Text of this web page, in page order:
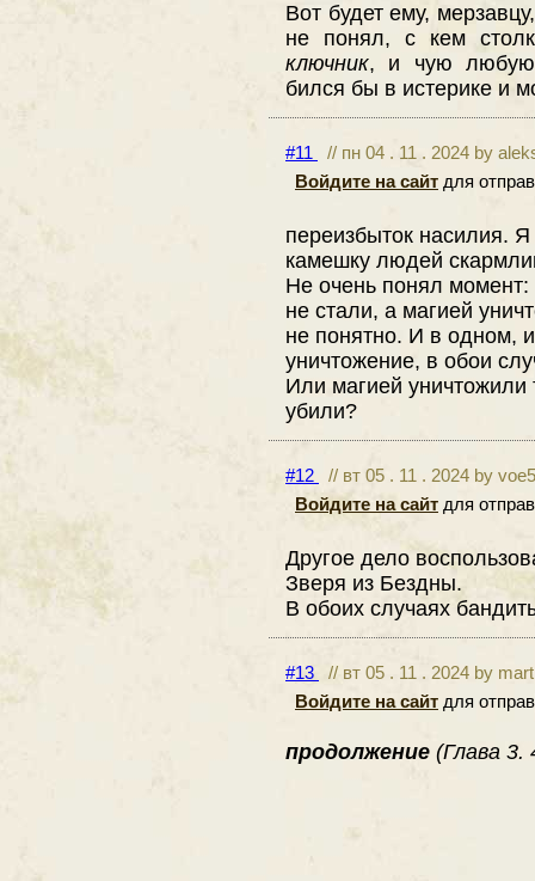
Вот будет ему,
не понял, с кем
ключник, и чую
бился бы в истерике и
#11
// пн 04 . 11 . 2024 by
Войдите на сайт для
переизбыток насилия.
камешку людей
Не очень понял
не стали, а магией
не понятно. И в одном,
уничтожение, в обои
Или магией уничтожили
убили?
#12
// вт 05 . 11 . 2024 by voe5
Войдите на сайт для
Другое дело
Зверя из Бездны.
В обоих случаях
#13
// вт 05 . 11 . 2024 by
Войдите на сайт для
продолжение (Глава 3.